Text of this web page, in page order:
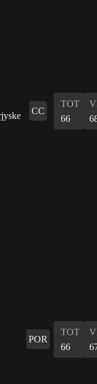
CC
TOT
66
POR
TOT
66